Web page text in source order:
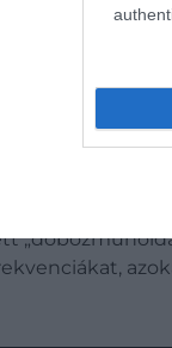
a
ki céljául.